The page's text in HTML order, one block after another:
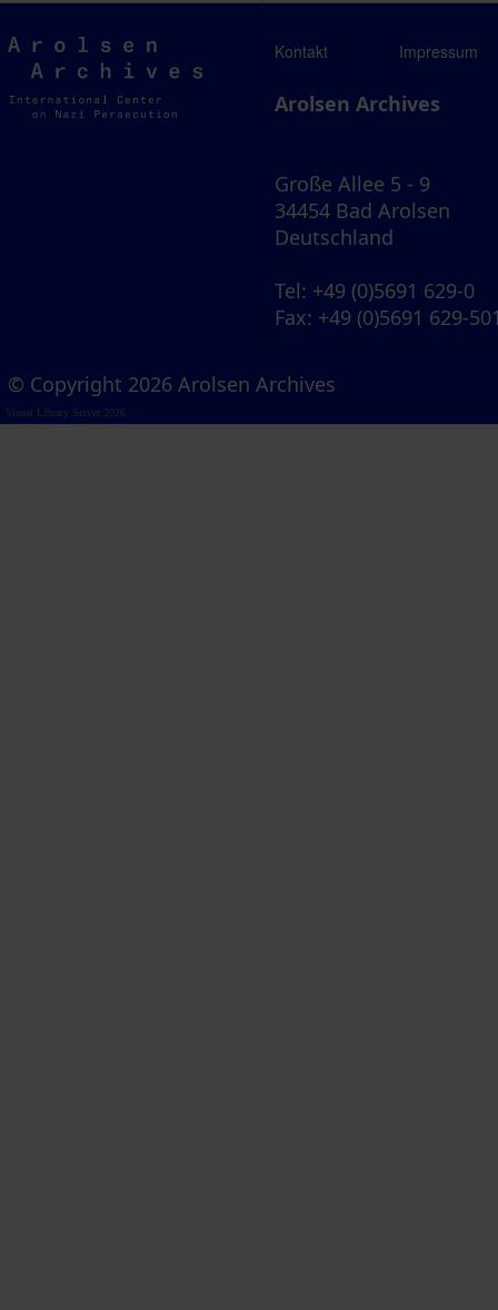
Arolsen
Archives
Kontakt Impressum
Arolsen Archives
Große Allee 5 - 9
34454 Bad Arolsen
Deutschland
Tel: +49 (0)5691 629-0
Fax: +49 (0)5691 629-
© Copyright 2026 Arolsen Archives
Visual Library Server 2026